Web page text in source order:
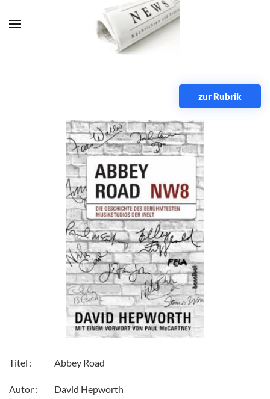
Zum Hauptinhalt springen
zur Rubrik
Titel : Abbey Road
Autor : David Hepworth